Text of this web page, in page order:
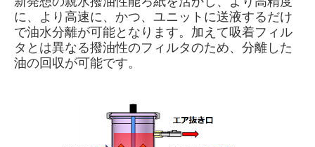
に、より高速に、かつ、ユニットに送液するだけ
で油水分離が可能となります。加えて吸着フィル
タとは異なる撥油性のフィルタのため、分離した
油の回収が可能です。